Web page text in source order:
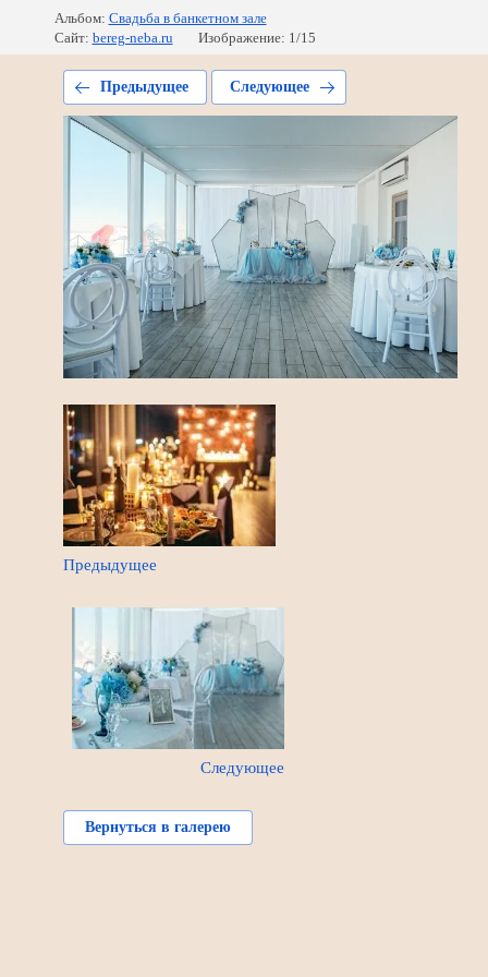
Альбом: Свадьба в банкетном зале
Сайт: bereg-neba.ru Изображение: 1/15
Предыдущее Следующее
Предыдущее
Следующее
Вернуться в галерею